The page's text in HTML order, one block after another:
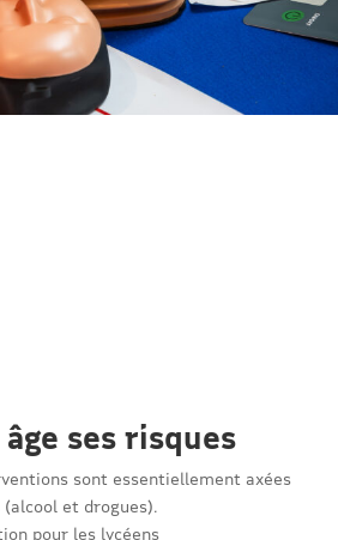
ses risques
sont essentiellement axées
et drogues).
pour les lycéens